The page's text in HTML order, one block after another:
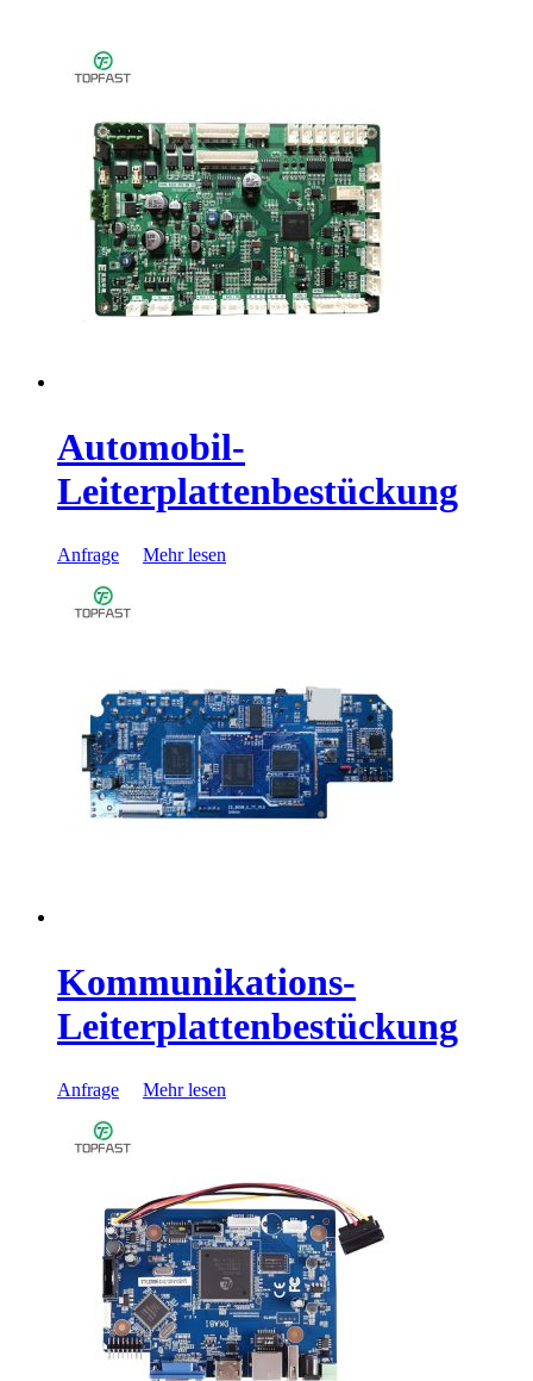
Automobil-
Leiterplattenbestückung
Anfrage Mehr lesen
Kommunikations-
Leiterplattenbestückung
Anfrage Mehr lesen